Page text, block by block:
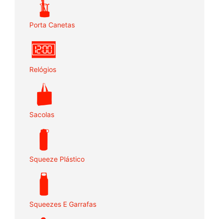
Porta Canetas
Relógios
Sacolas
Squeeze Plástico
Squeezes E Garrafas